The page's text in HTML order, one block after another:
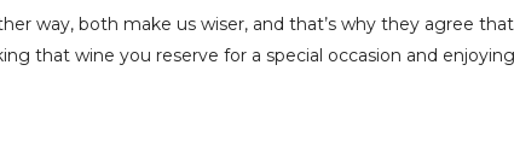
way, both make us wiser, and that’s why they agree
that wine you reserve for a special occasion and